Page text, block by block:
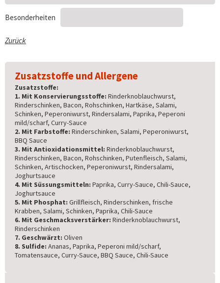
Besonderheiten
Zurück
Zusatzstoffe und Allergene
Zusatzstoffe:
1. Mit Konservierungsstoffe: Rinderknoblauchwurst,
Rinderschinken, Bacon, Rohschinken, Hartkäse, Salami,
Schinken, Peperoniwurst, Rindersalami, Paprika, Peperoni
mild/scharf, Curry-Sauce
2. Mit Farbstoffe: Rinderschinken, Salami, Peperoniwurst,
BBQ Sauce
3. Mit Antioxidationsmittel: Rinderknoblauchwurst,
Rinderschinken, Bacon, Rohschinken, Putenfleisch, Salami,
Schinken, Artischocken, Peperoniwurst, Rindersalami,
Joghurtsauce
4. Mit Süssungsmitteln: Paprika, Curry-Sauce, Chili-Sauce,
Joghurtsauce
5. Mit Phosphat: Grillfleisch, Rinderschinken, frische
Krabben, Salami, Schinken, Paprika, Chili-Sauce
6. Mit Geschmacksverstärker: Rinderknoblauchwurst,
Rinderschinken
7. Geschwärzt: Oliven
8. Sulfide: Ananas, Paprika, Peperoni mild/scharf,
Tomatensauce, Curry-Sauce, BBQ Sauce, Chili-Sauce